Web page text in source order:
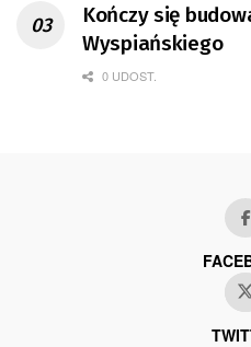
Kończy się
Wyspiańskiego
0 UDOST.